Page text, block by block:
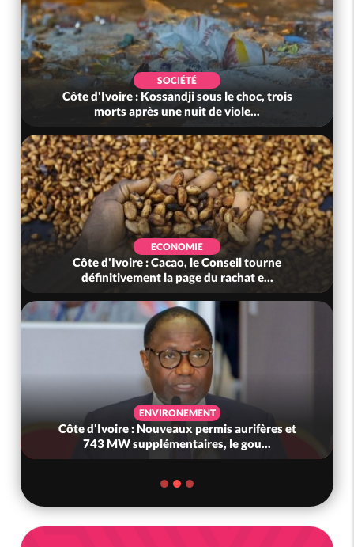
SOCIÉTÉ
Côte d'Ivoire : Kossandji sous le choc, trois
morts après une nuit de viole...
ECONOMIE
Côte d'Ivoire : Cacao, le Conseil tourne
définitivement la page du rachat e...
ENVIRONEMENT
Côte d'Ivoire : Nouveaux permis aurifères et
743 MW supplémentaires, le gou...